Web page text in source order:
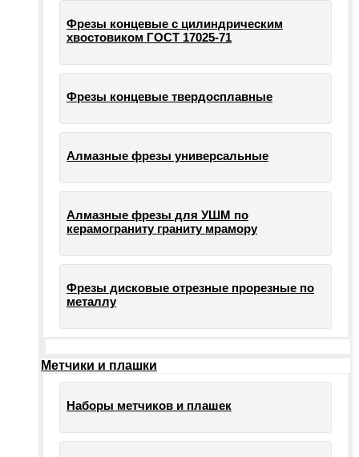
Фрезы концевые с цилиндрическим
хвостовиком ГОСТ 17025-71
Фрезы концевые твердосплавные
Алмазные фрезы универсальные
Алмазные фрезы для УШМ по
керамограниту граниту мрамору
Фрезы дисковые отрезные прорезные по
металлу
Метчики и плашки
Наборы метчиков и плашек